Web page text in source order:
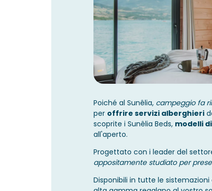
Poiché al Sunêlia, campeggio fa
per offrire servizi alberghieri
scoprite i Sunêlia Beds, modelli
all'aperto.
Progettato con i leader del
appositamente studiato per
Disponibili in tutte le sistemazioni